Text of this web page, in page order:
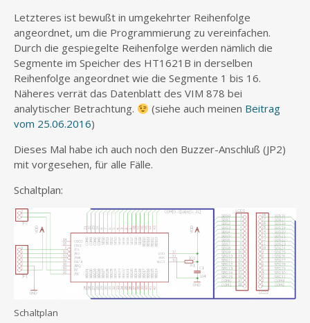
Letzteres ist bewußt in umgekehrter Reihenfolge
angeordnet, um die Programmierung zu vereinfachen.
Durch die gespiegelte Reihenfolge werden nämlich die
Segmente im Speicher des HT1621B in derselben
Reihenfolge angeordnet wie die Segmente 1 bis 16.
Näheres verrät das Datenblatt des VIM 878 bei
analytischer Betrachtung.
(siehe auch meinen Beitrag
vom 25.06.2016)
Dieses Mal habe ich auch noch den Buzzer-Anschluß (JP2)
mit vorgesehen, für alle Fälle.
Schaltplan:
Schaltplan